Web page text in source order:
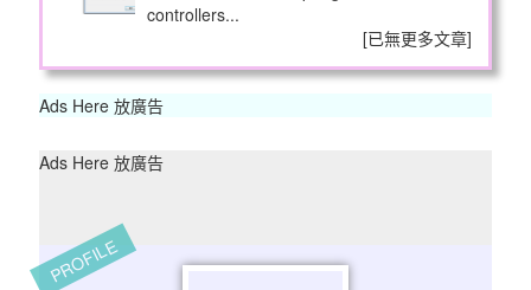
controllers...
[已無更多文章]
Ads Here 放廣告
Ads Here 放廣告
PROFILE